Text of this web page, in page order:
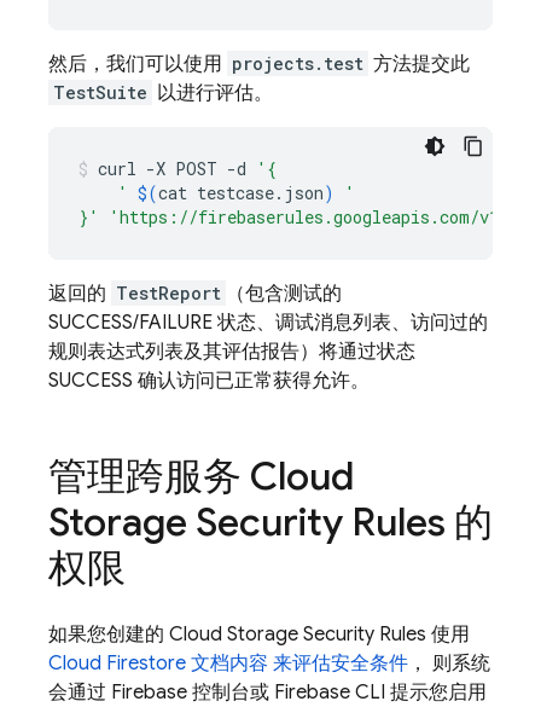
然后，我们可以使用 projects.test 方法提交此
TestSuite 以进行评估。
curl -X POST -d
'{
    '
$(cat testcase.json)
'
}'
'https://firebaserules.googleapis.com/v1/
返回的 TestReport
（包含测试的
SUCCESS/FAILURE 状态、调试消息列表、访问过的
规则表达式列表及其评估报告）将通过状态
SUCCESS 确认访问已正常获得允许。
管理跨服务 Cloud
Storage Security Rules 的
权限
如果您创建的 Cloud Storage Security Rules 使用
Cloud Firestore 文档内容 来评估安全条件 ， 则系统
会通过 Firebase 控制台或 Firebase CLI 提示您启用